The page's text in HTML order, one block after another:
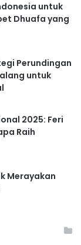
untuk
Dhuafa yang
Perundingan
untuk
2025: Feri
Raih
Merayakan